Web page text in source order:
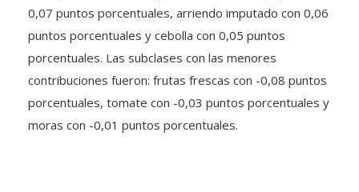
0,07 puntos porcentuales, arriendo imputado con 0,06
puntos porcentuales y cebolla con 0,05 puntos
porcentuales. Las subclases con las menores
contribuciones fueron: frutas frescas con -0,08 puntos
porcentuales, tomate con -0,03 puntos porcentuales y
moras con -0,01 puntos porcentuales.